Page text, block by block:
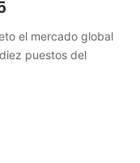
el mercado global
puestos del